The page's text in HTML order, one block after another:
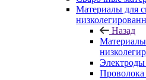
Материалы для
Назад
Материалы